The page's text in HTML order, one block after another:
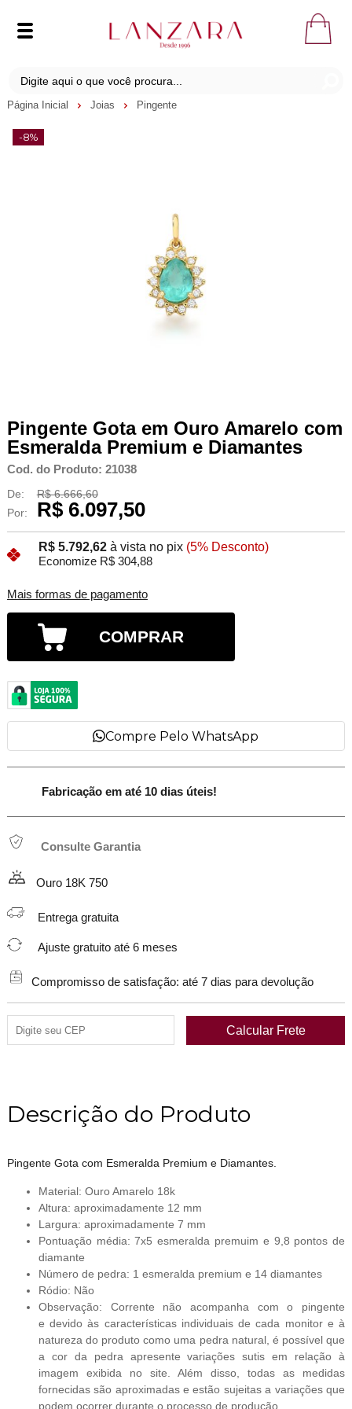
Página Inicial Joias Pingente
-8%
Pingente Gota em Ouro Amarelo com
Esmeralda Premium e Diamantes
Cod. do Produto: 21038
De:
R$ 6.666,60
Por:
R$ 6.097,50
R$ 5.792,62 à vista no pix (5% Desconto)
Economize R$ 304,88
Mais formas de pagamento
COMPRAR
Compre Pelo WhatsApp
Fabricação em até 10 dias úteis!
Consulte Garantia
Ouro 18K 750
Entrega gratuita
Ajuste gratuito até 6 meses
Compromisso de satisfação: até 7 dias para devolução
Descrição do Produto
Pingente Gota com Esmeralda Premium e Diamantes.
Material: Ouro Amarelo 18k
Altura: aproximadamente 12 mm
Largura: aproximadamente 7 mm
Pontuação média: 7x5 esmeralda premuim e 9,8 pontos de
diamante
Número de pedra: 1 esmeralda premium e 14 diamantes
Ródio: Não
Observação: Corrente não acompanha com o pingente
e devido às características individuais de cada monitor e à
natureza do produto como uma pedra natural, é possível que
a cor da pedra apresente variações sutis em relação à
imagem exibida no site. Além disso, todas as medidas
fornecidas são aproximadas e estão sujeitas a variações que
podem ocorrer durante o processo de produção.